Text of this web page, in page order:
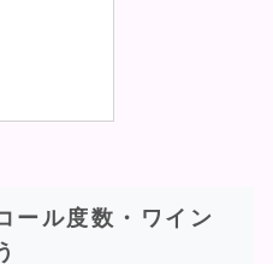
ール度数・ワイン